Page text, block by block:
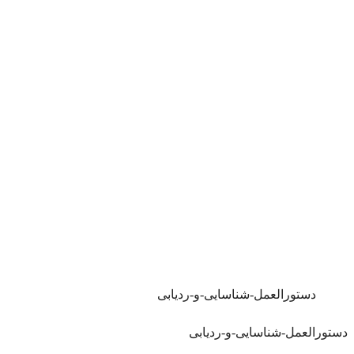
دستورالعمل-شناسایی-و-ردیابی
شناسایی-و-ردیابی